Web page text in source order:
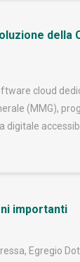
della
cloud
(MMG),
digitale
importanti